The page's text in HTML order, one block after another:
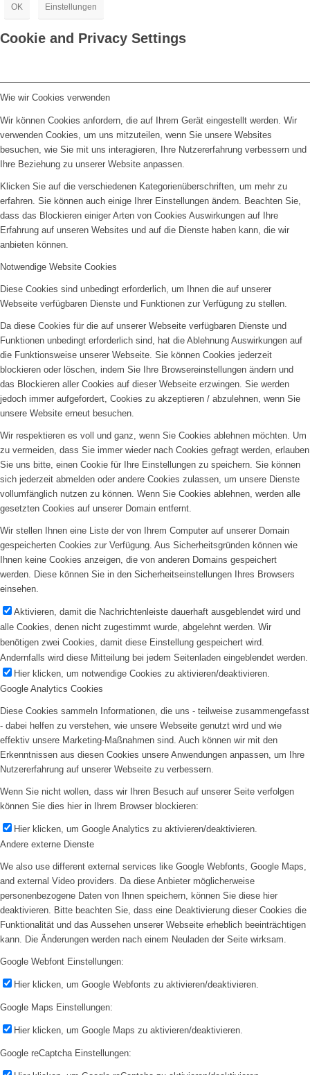
OK Einstellungen
Cookie and Privacy Settings
Wie wir Cookies verwenden
Wir können Cookies anfordern, die auf Ihrem Gerät eingestellt werden. Wir
verwenden Cookies, um uns mitzuteilen, wenn Sie unsere Websites
besuchen, wie Sie mit uns interagieren, Ihre Nutzererfahrung verbessern und
Ihre Beziehung zu unserer Website anpassen.
Klicken Sie auf die verschiedenen Kategorienüberschriften, um mehr zu
erfahren. Sie können auch einige Ihrer Einstellungen ändern. Beachten Sie,
dass das Blockieren einiger Arten von Cookies Auswirkungen auf Ihre
Erfahrung auf unseren Websites und auf die Dienste haben kann, die wir
anbieten können.
Notwendige Website Cookies
Diese Cookies sind unbedingt erforderlich, um Ihnen die auf unserer
Webseite verfügbaren Dienste und Funktionen zur Verfügung zu stellen.
Da diese Cookies für die auf unserer Webseite verfügbaren Dienste und
Funktionen unbedingt erforderlich sind, hat die Ablehnung Auswirkungen auf
die Funktionsweise unserer Webseite. Sie können Cookies jederzeit
blockieren oder löschen, indem Sie Ihre Browsereinstellungen ändern und
das Blockieren aller Cookies auf dieser Webseite erzwingen. Sie werden
jedoch immer aufgefordert, Cookies zu akzeptieren / abzulehnen, wenn Sie
unsere Website erneut besuchen.
Wir respektieren es voll und ganz, wenn Sie Cookies ablehnen möchten. Um
zu vermeiden, dass Sie immer wieder nach Cookies gefragt werden, erlauben
Sie uns bitte, einen Cookie für Ihre Einstellungen zu speichern. Sie können
sich jederzeit abmelden oder andere Cookies zulassen, um unsere Dienste
vollumfänglich nutzen zu können. Wenn Sie Cookies ablehnen, werden alle
gesetzten Cookies auf unserer Domain entfernt.
Wir stellen Ihnen eine Liste der von Ihrem Computer auf unserer Domain
gespeicherten Cookies zur Verfügung. Aus Sicherheitsgründen können wie
Ihnen keine Cookies anzeigen, die von anderen Domains gespeichert
werden. Diese können Sie in den Sicherheitseinstellungen Ihres Browsers
einsehen.
Aktivieren, damit die Nachrichtenleiste dauerhaft ausgeblendet wird und
alle Cookies, denen nicht zugestimmt wurde, abgelehnt werden. Wir
benötigen zwei Cookies, damit diese Einstellung gespeichert wird.
Andernfalls wird diese Mitteilung bei jedem Seitenladen eingeblendet werden.
Hier klicken, um notwendige Cookies zu aktivieren/deaktivieren.
Google Analytics Cookies
Diese Cookies sammeln Informationen, die uns - teilweise zusammengefasst
- dabei helfen zu verstehen, wie unsere Webseite genutzt wird und wie
effektiv unsere Marketing-Maßnahmen sind. Auch können wir mit den
Erkenntnissen aus diesen Cookies unsere Anwendungen anpassen, um Ihre
Nutzererfahrung auf unserer Webseite zu verbessern.
Wenn Sie nicht wollen, dass wir Ihren Besuch auf unserer Seite verfolgen
können Sie dies hier in Ihrem Browser blockieren:
Hier klicken, um Google Analytics zu aktivieren/deaktivieren.
Andere externe Dienste
We also use different external services like Google Webfonts, Google Maps,
and external Video providers. Da diese Anbieter möglicherweise
personenbezogene Daten von Ihnen speichern, können Sie diese hier
deaktivieren. Bitte beachten Sie, dass eine Deaktivierung dieser Cookies die
Funktionalität und das Aussehen unserer Webseite erheblich beeinträchtigen
kann. Die Änderungen werden nach einem Neuladen der Seite wirksam.
Google Webfont Einstellungen:
Hier klicken, um Google Webfonts zu aktivieren/deaktivieren.
Google Maps Einstellungen:
Hier klicken, um Google Maps zu aktivieren/deaktivieren.
Google reCaptcha Einstellungen: